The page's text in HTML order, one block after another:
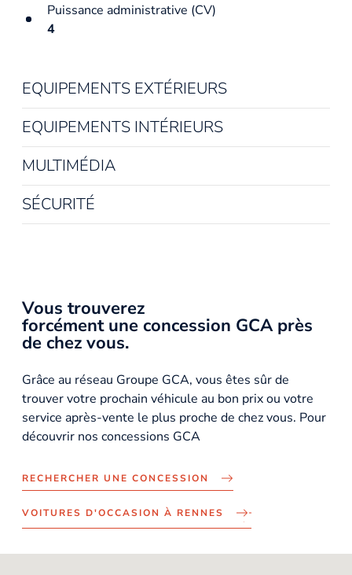
Puissance administrative (CV)
4
EQUIPEMENTS EXTÉRIEURS
EQUIPEMENTS INTÉRIEURS
MULTIMÉDIA
SÉCURITÉ
Vous trouverez
forcément une concession GCA près
de chez vous.
Grâce au réseau Groupe GCA, vous êtes sûr de
trouver votre prochain véhicule au bon prix ou votre
service après-vente le plus proche de chez vous. Pour
découvrir nos concessions GCA
RECHERCHER UNE CONCESSION
VOITURES D'OCCASION À RENNES